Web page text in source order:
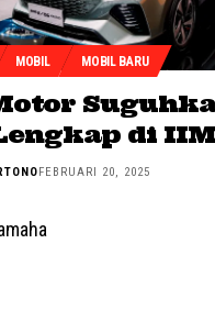
MOBIL MOBIL BARU
di
FEBRUARI 20, 2025